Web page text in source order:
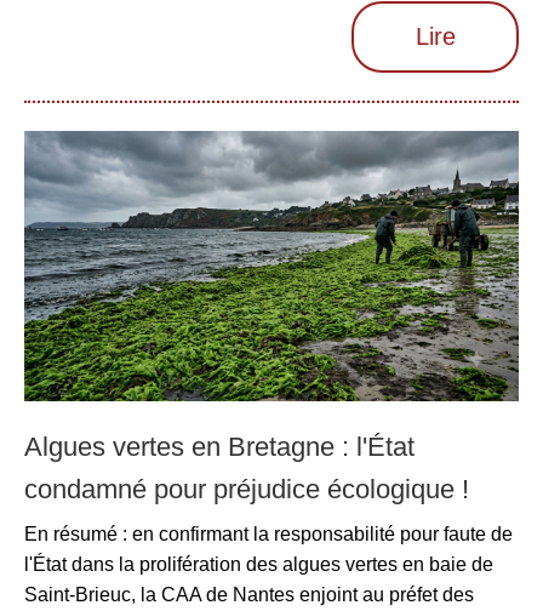
Lire
Algues vertes en Bretagne : l'État
condamné pour préjudice écologique !
En résumé : en confirmant la responsabilité pour faute de
l'État dans la prolifération des algues vertes en baie de
Saint-Brieuc, la CAA de Nantes enjoint au préfet des